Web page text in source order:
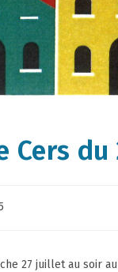
Cers du
27 juillet au soir